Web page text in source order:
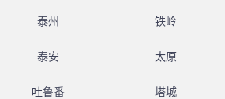
泰州 铁岭
泰安 太原
吐鲁番 塔城